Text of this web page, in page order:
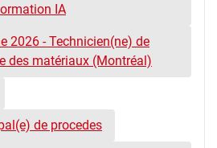
IA
2026 - Technicien(ne) de
des matériaux (Montréal)
de procedes